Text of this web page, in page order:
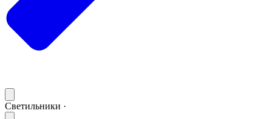
Светильники ·